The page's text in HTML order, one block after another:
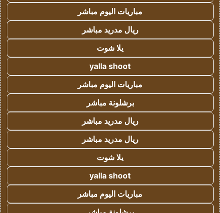
مباريات اليوم مباشر
ريال مدريد مباشر
يلا شوت
yalla shoot
مباريات اليوم مباشر
برشلونة مباشر
ريال مدريد مباشر
ريال مدريد مباشر
يلا شوت
yalla shoot
مباريات اليوم مباشر